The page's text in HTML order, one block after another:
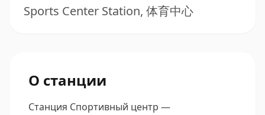
Sports Center Station, 体育中心
О станции
Станция Спортивный центр —